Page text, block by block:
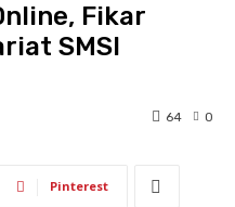
Fikar
SMSI
0
64
Pinterest